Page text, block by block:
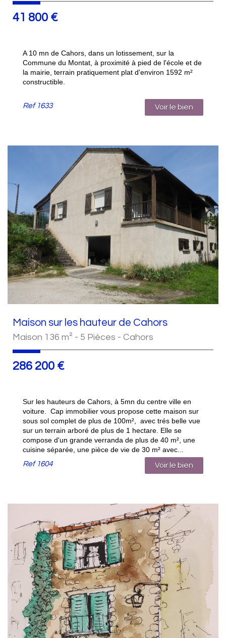
41 800 €
A 10 mn de Cahors, dans un lotissement, sur la
Commune du Montat, à proximité à pied de l'école et de
la mairie, terrain pratiquement plat d'environ 1592 m²
constructible.
Ref1633 Voir le bien
Maison sur les hauteur de Cahors
Maison 136 m² - 5 Pièces - Cahors
286 200 €
Sur les hauteurs de Cahors, à 5mn du centre ville en
voiture. Cap immobilier vous propose cette maison sur
sous sol complet de plus de 100m², avec trés belle vue
sur un terrain arboré de plus de 1 hectare. Elle se
compose d'un grande verranda de plus de 40 m², une
cuisine séparée, une pièce de vie de 30 m² avec...
Ref1604 Voir le bien